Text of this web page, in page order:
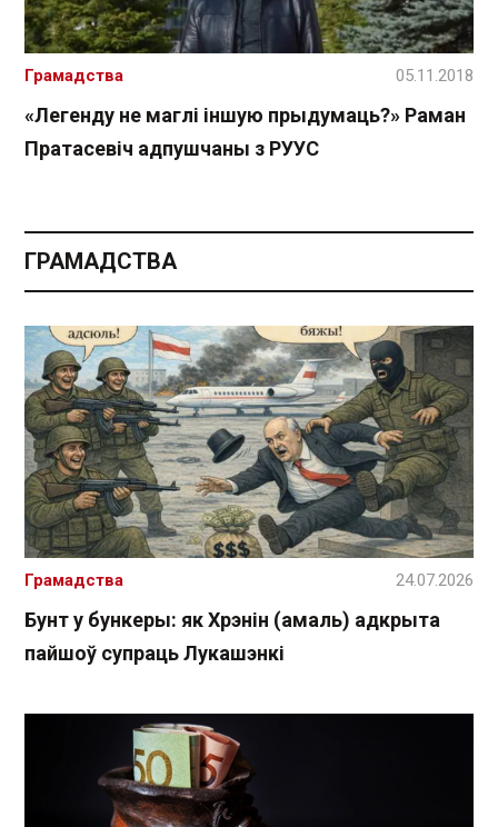
«Легенду не маглі іншую прыдумаць?» Раман
Пратасевіч адпушчаны з РУУС
Грамадства 05.11.2018
ГРАМАДСТВА
Бунт у бункеры: як Хрэнін (амаль) адкрыта
пайшоў супраць Лукашэнкі
Грамадства 24.07.2026